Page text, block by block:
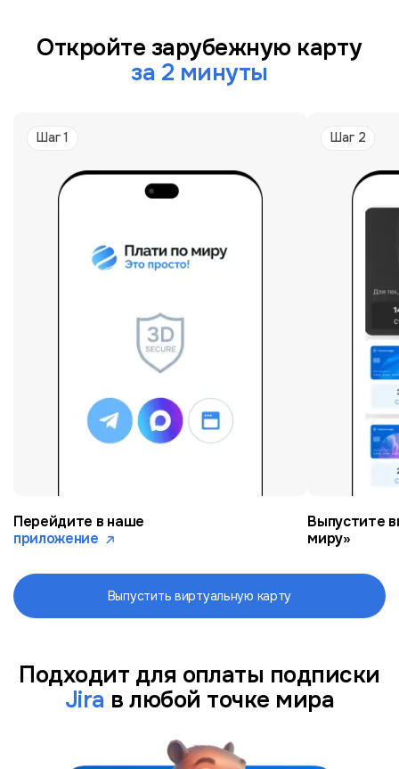
Откройте зарубежную карту
за 2 минуты
Перейдите в наше
приложение
Выпустите
миру»
Выпустить виртуальную карту
Подходит для оплаты подписки
Jira в любой точке мира